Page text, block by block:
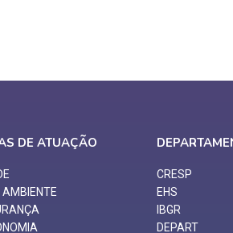
DE ATUAÇÃO
AMBIENTE
CRESP
EHS
IBGR
DEPART